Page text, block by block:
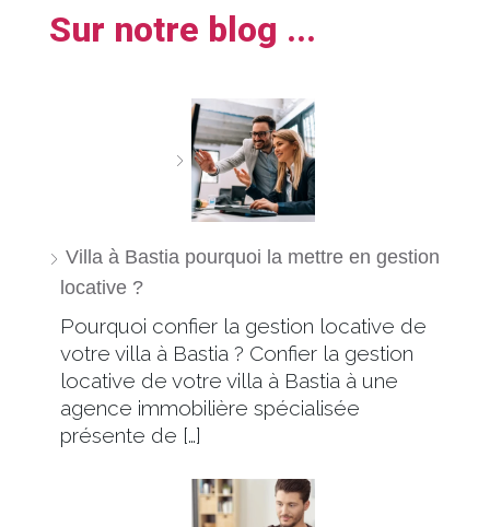
Sur notre blog ...
Villa à Bastia pourquoi la mettre en gestion
locative ?
Pourquoi confier la gestion locative de
votre villa à Bastia ? Confier la gestion
locative de votre villa à Bastia à une
agence immobilière spécialisée
présente de […]